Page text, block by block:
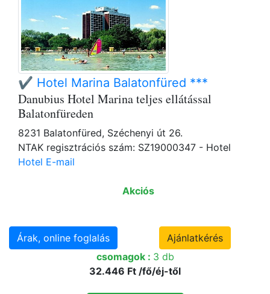
✔️ Hotel Marina Balatonfüred ***
Danubius Hotel Marina teljes ellátással
Balatonfüreden
8231 Balatonfüred, Széchenyi út 26.
NTAK regisztrációs szám: SZ19000347 - Hotel
Hotel E-mail
Árak, online foglalás Ajánlatkérés
Akciós
csomagok : 3 db
32.446 Ft /fő/éj-től